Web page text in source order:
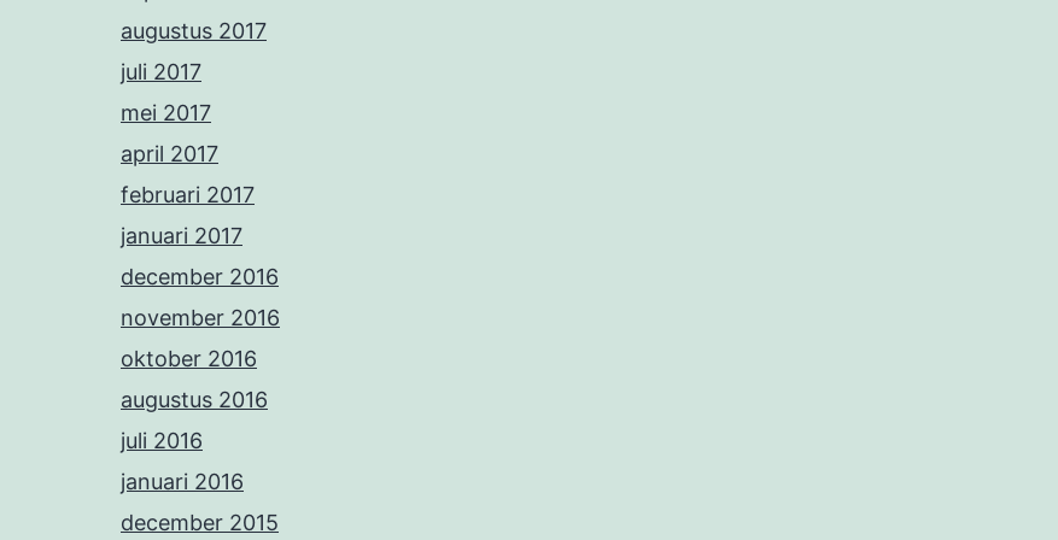
augustus 2017
juli 2017
mei 2017
april 2017
februari 2017
januari 2017
december 2016
november 2016
oktober 2016
augustus 2016
juli 2016
januari 2016
december 2015